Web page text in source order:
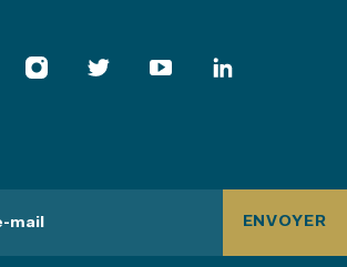
mail ENVOYER